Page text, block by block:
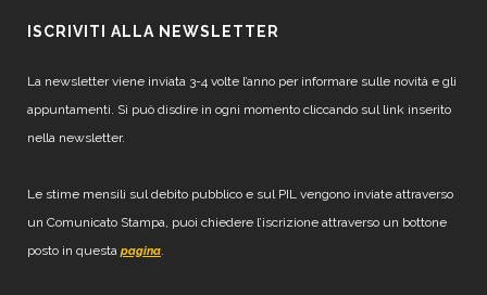
ISCRIVITI ALLA NEWSLETTER
La newsletter viene inviata 3-4 volte l’anno per informare sulle novità e gli
appuntamenti. Si può disdire in ogni momento cliccando sul link inserito
nella newsletter.
Le stime mensili sul debito pubblico e sul PIL vengono inviate attraverso
un Comunicato Stampa, puoi chiedere l’iscrizione attraverso un bottone
posto in questa pagina.